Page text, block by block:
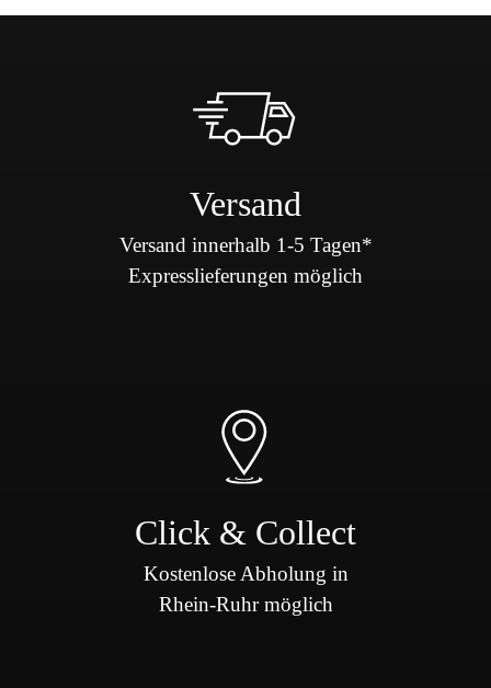
Versand
Versand innerhalb 1-5 Tagen*
Expresslieferungen möglich
Click & Collect
Kostenlose Abholung in
Rhein-Ruhr möglich